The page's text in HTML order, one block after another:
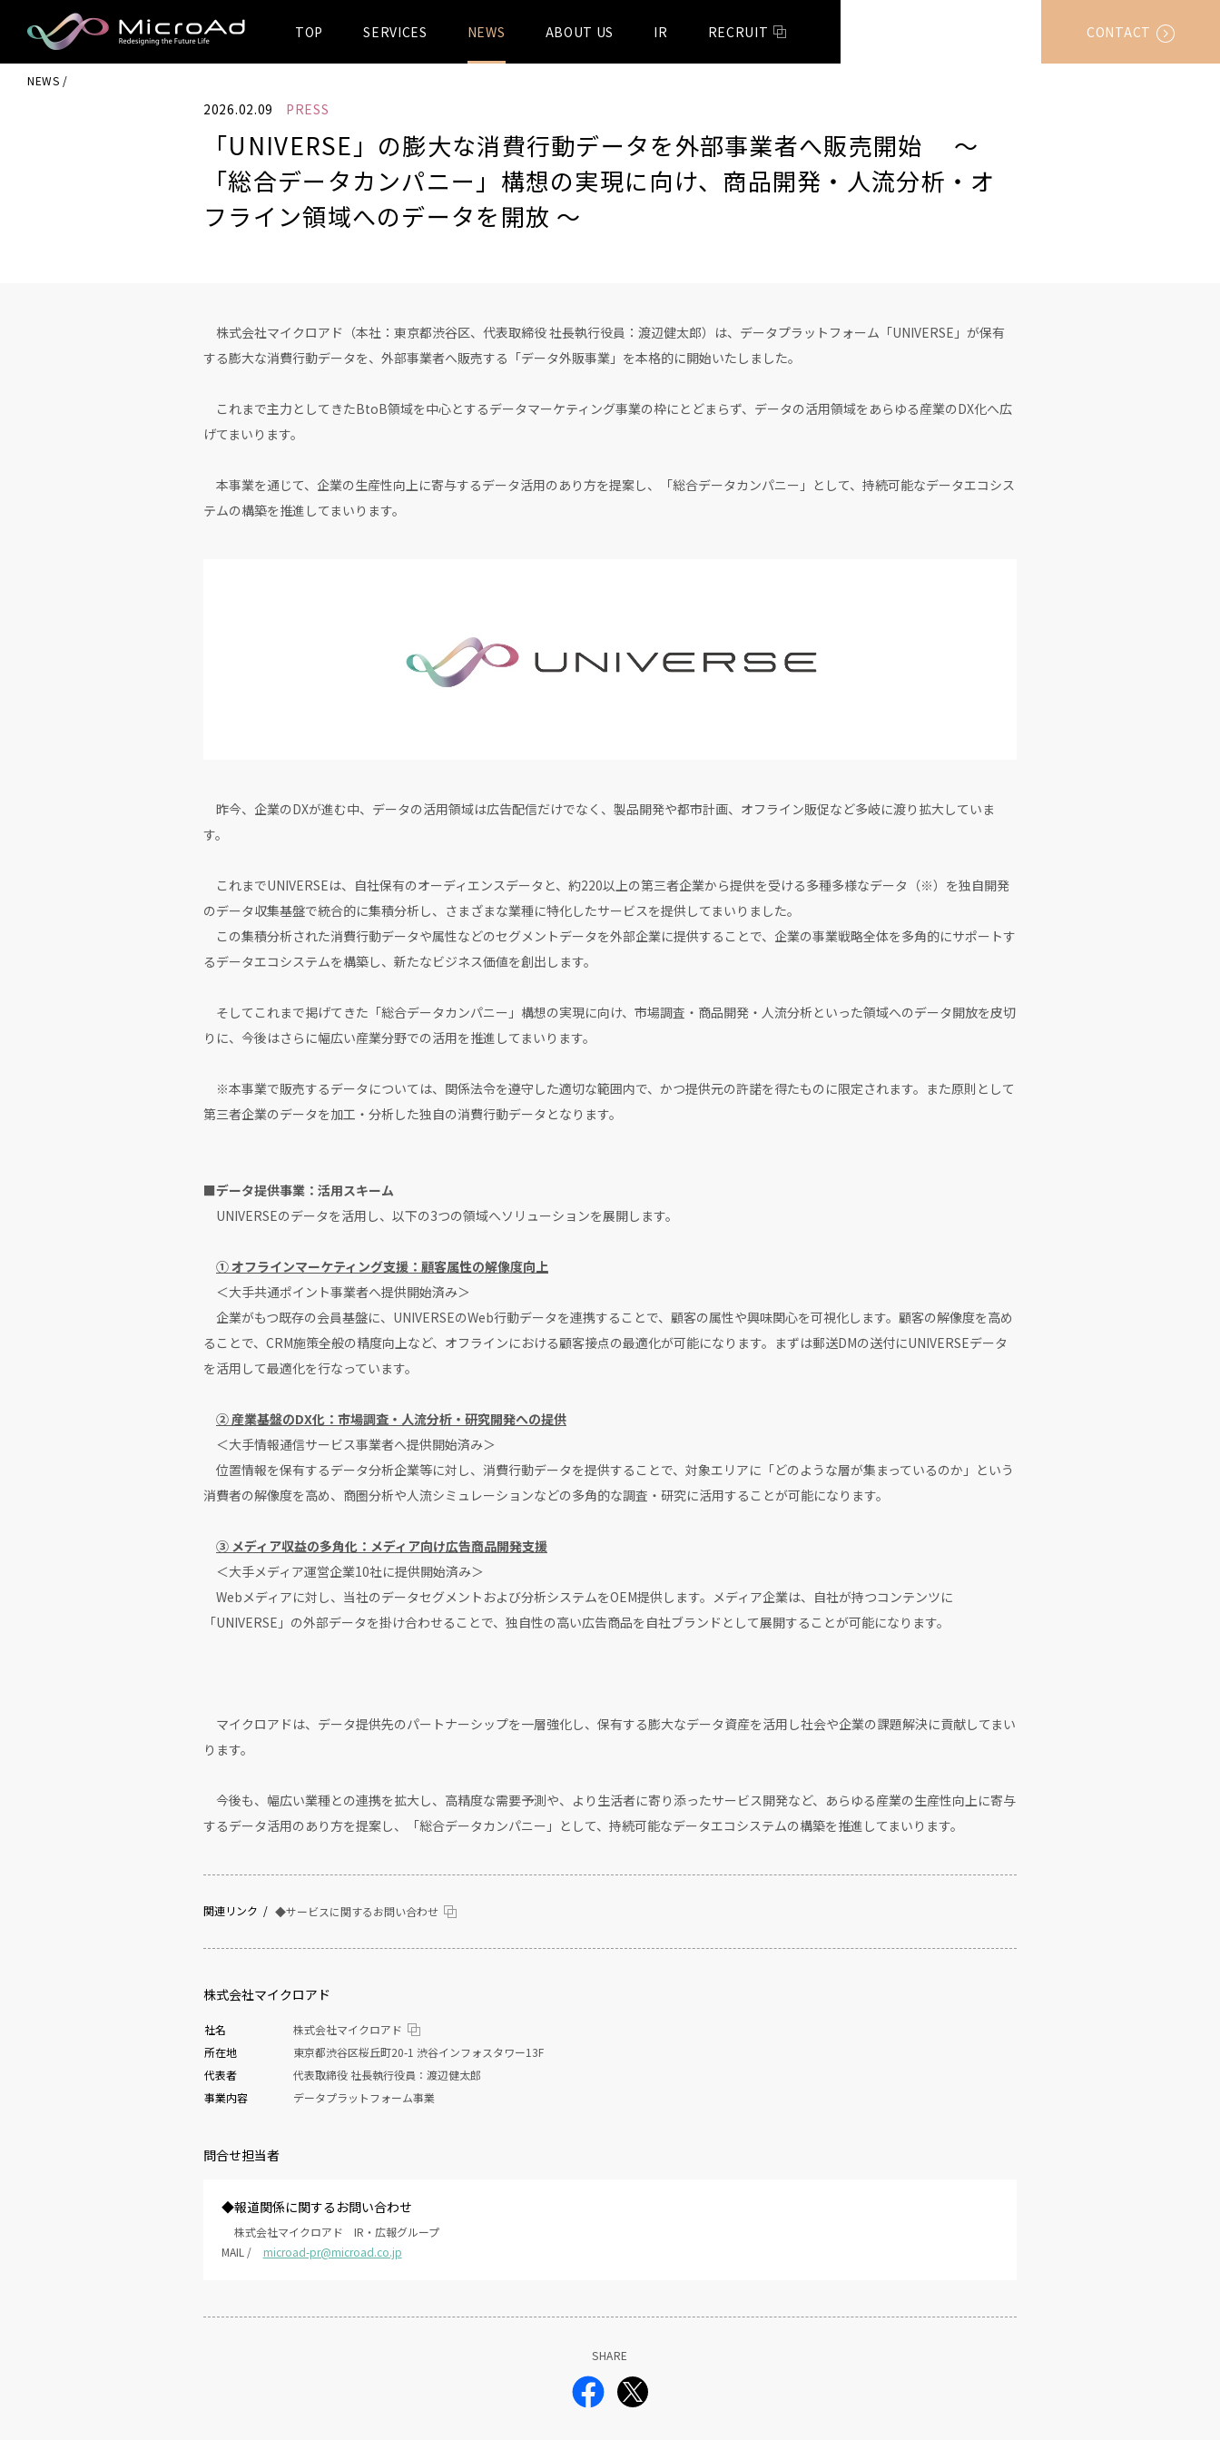
MicroAd -
Redesigning
the Future Life
TOP SERVICES NEWS ABOUT US IR RECRUIT CONTACT
NEWS
2026.02.09 PRESS
「UNIVERSE」の膨大な消費行動データを外部事業者へ販売開始 〜
「総合データカンパニー」構想の実現に向け、商品開発・人流分析・オ
フライン領域へのデータを開放 〜
株式会社マイクロアド（本社：東京都渋谷区、代表取締役 社長執行役員：渡辺健太郎）は、データプラットフォーム「UNIVERSE」が保有
する膨大な消費行動データを、外部事業者へ販売する「データ外販事業」を本格的に開始いたしました。
これまで主力としてきたBtoB領域を中心とするデータマーケティング事業の枠にとどまらず、データの活用領域をあらゆる産業のDX化へ広
げてまいります。
本事業を通じて、企業の生産性向上に寄与するデータ活用のあり方を提案し、「総合データカンパニー」として、持続可能なデータエコシス
テムの構築を推進してまいります。
昨今、企業のDXが進む中、データの活用領域は広告配信だけでなく、製品開発や都市計画、オフライン販促など多岐に渡り拡大していま
す。
これまでUNIVERSEは、自社保有のオーディエンスデータと、約220以上の第三者企業から提供を受ける多種多様なデータ（※）を独自開発
のデータ収集基盤で統合的に集積分析し、さまざまな業種に特化したサービスを提供してまいりました。
この集積分析された消費行動データや属性などのセグメントデータを外部企業に提供することで、企業の事業戦略全体を多角的にサポートす
るデータエコシステムを構築し、新たなビジネス価値を創出します。
そしてこれまで掲げてきた「総合データカンパニー」構想の実現に向け、市場調査・商品開発・人流分析といった領域へのデータ開放を皮切
りに、今後はさらに幅広い産業分野での活用を推進してまいります。
※本事業で販売するデータについては、関係法令を遵守した適切な範囲内で、かつ提供元の許諾を得たものに限定されます。また原則として
第三者企業のデータを加工・分析した独自の消費行動データとなります。
■データ提供事業：活用スキーム
UNIVERSEのデータを活用し、以下の3つの領域へソリューションを展開します。
① オフラインマーケティング支援：顧客属性の解像度向上
＜大手共通ポイント事業者へ提供開始済み＞
企業がもつ既存の会員基盤に、UNIVERSEのWeb行動データを連携することで、顧客の属性や興味関心を可視化します。顧客の解像度を高め
ることで、CRM施策全般の精度向上など、オフラインにおける顧客接点の最適化が可能になります。まずは郵送DMの送付にUNIVERSEデータ
を活用して最適化を行なっています。
② 産業基盤のDX化：市場調査・人流分析・研究開発への提供
＜大手情報通信サービス事業者へ提供開始済み＞
位置情報を保有するデータ分析企業等に対し、消費行動データを提供することで、対象エリアに「どのような層が集まっているのか」という
消費者の解像度を高め、商圏分析や人流シミュレーションなどの多角的な調査・研究に活用することが可能になります。
③ メディア収益の多角化：メディア向け広告商品開発支援
＜大手メディア運営企業10社に提供開始済み＞
Webメディアに対し、当社のデータセグメントおよび分析システムをOEM提供します。メディア企業は、自社が持つコンテンツに
「UNIVERSE」の外部データを掛け合わせることで、独自性の高い広告商品を自社ブランドとして展開することが可能になります。
マイクロアドは、データ提供先のパートナーシップを一層強化し、保有する膨大なデータ資産を活用し社会や企業の課題解決に貢献してまい
ります。
今後も、幅広い業種との連携を拡大し、高精度な需要予測や、より生活者に寄り添ったサービス開発など、あらゆる産業の生産性向上に寄与
するデータ活用のあり方を提案し、「総合データカンパニー」として、持続可能なデータエコシステムの構築を推進してまいります。
関連リンク ◆サービスに関するお問い合わせ
株式会社マイクロアド
社名
株式会社マイクロアド
所在地
東京都渋谷区桜丘町20-1 渋谷インフォスタワー13F
代表者
代表取締役 社長執行役員：渡辺健太郎
事業内容
データプラットフォーム事業
問合せ担当者
◆報道関係に関するお問い合わせ
株式会社マイクロアド IR・広報グループ
MAIL /
microad-pr@microad.co.jp
SHARE